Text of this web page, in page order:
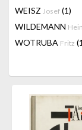
WEISZ Josef (1)
WILDEMANN
WOTRUBA Fritz